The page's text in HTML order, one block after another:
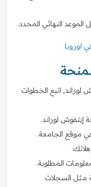
الموعد النهائي المحدد.
اوروبا
اتبع الخطوات
إيتفوش لوراند.
موقع الجامعة.
المطلوبة.
مثل السجلات